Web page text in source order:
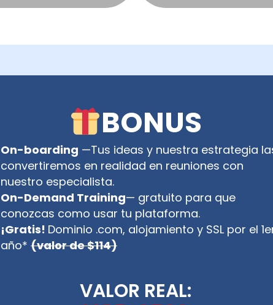
BONUS
On-boarding —Tus ideas y nuestra estrategia
convertiremos en realidad en reuniones con
nuestro especialista.
On-Demand Training— gratuito para que
conozcas como usar tu plataforma.
¡Gratis! Dominio .com, alojamiento y SSL por el
año* (valor de $114)
VALOR REAL: